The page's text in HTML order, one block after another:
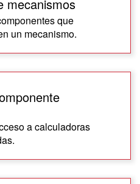
mecanismos
que
un mecanismo.
a calculadoras